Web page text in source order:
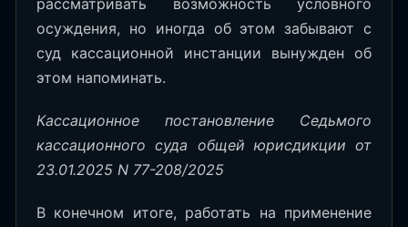
рассматривать возможность условного
осуждения, но иногда об этом забывают с
суд кассационной инстанции вынужден об
этом напоминать.
Кассационное постановление Седьмого
кассационного суда общей юрисдикции от
23.01.2025 N 77-208/2025
В конечном итоге, работать на применение